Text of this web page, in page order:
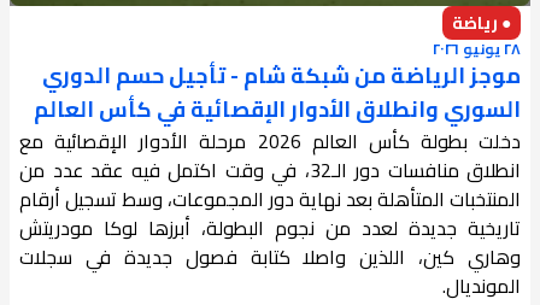
● رياضة
٢٨ يونيو ٢٠٢٦
موجز الرياضة من شبكة شام - تأجيل حسم الدوري
السوري وانطلاق الأدوار الإقصائية في كأس العالم
دخلت بطولة كأس العالم 2026 مرحلة الأدوار الإقصائية مع
انطلاق منافسات دور الـ32، في وقت اكتمل فيه عقد عدد من
المنتخبات المتأهلة بعد نهاية دور المجموعات، وسط تسجيل أرقام
تاريخية جديدة لعدد من نجوم البطولة، أبرزها لوكا مودريتش
وهاري كين، اللذين واصلا كتابة فصول جديدة في سجلات
المونديال.